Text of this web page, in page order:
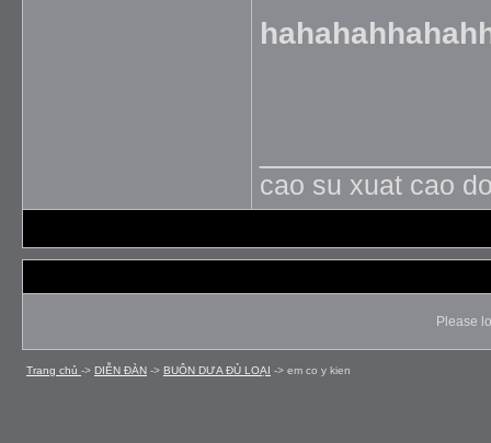
cao su xuat cao
Please
Trang chủ -> DIỄN ÐÀN -> BUÔN DƯA ÐỦ LOẠI -> em co y kien